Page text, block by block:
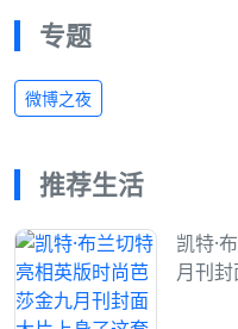
专题
微博之夜
推荐生活
凯特·
月刊